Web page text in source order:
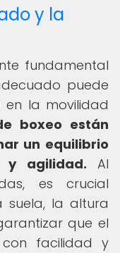
y la
fundamental
puede
la movilidad
boxeo están
un equilibrio
y agilidad. Al
es crucial
suela, la altura
que el
facilidad y